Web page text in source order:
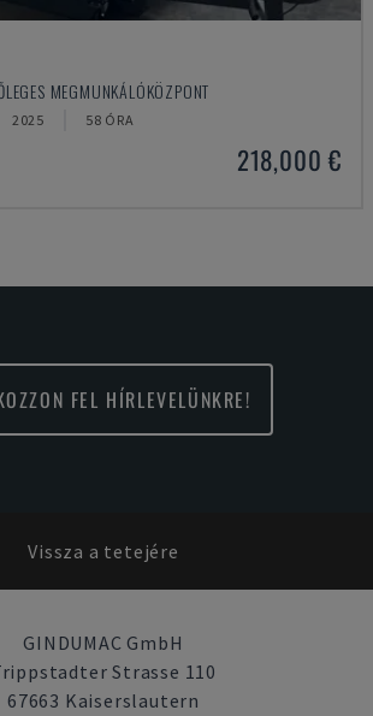
MEGMUNKÁLÓKÖZPONT
2025 58 ÓRA
218,000 €
FEL HÍRLEVELÜNKRE!
Vissza a tetejére
GINDUMAC GmbH
Strasse 110
67663 Kaiserslautern